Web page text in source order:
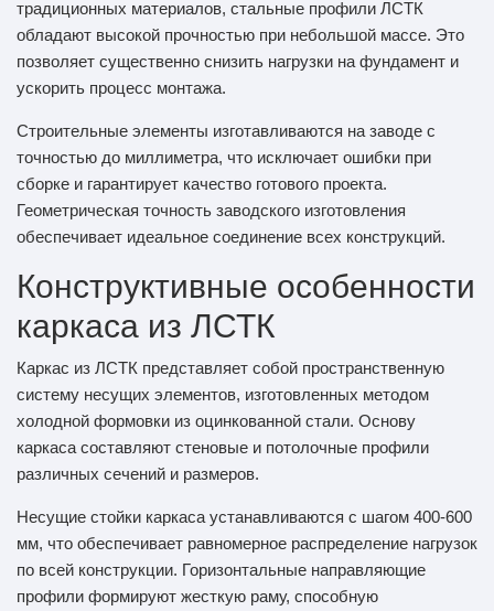
традиционных материалов, стальные профили ЛСТК
обладают высокой прочностью при небольшой массе. Это
позволяет существенно снизить нагрузки на фундамент и
ускорить процесс монтажа.
Строительные элементы изготавливаются на заводе с
точностью до миллиметра, что исключает ошибки при
сборке и гарантирует качество готового проекта.
Геометрическая точность заводского изготовления
обеспечивает идеальное соединение всех конструкций.
Конструктивные особенности
каркаса из ЛСТК
Каркас из ЛСТК представляет собой пространственную
систему несущих элементов, изготовленных методом
холодной формовки из оцинкованной стали. Основу
каркаса составляют стеновые и потолочные профили
различных сечений и размеров.
Несущие стойки каркаса устанавливаются с шагом 400-600
мм, что обеспечивает равномерное распределение нагрузок
по всей конструкции. Горизонтальные направляющие
профили формируют жесткую раму, способную